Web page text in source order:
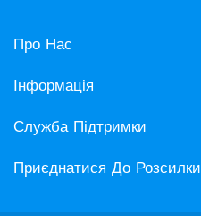
Про Нас
Інформація
Служба Підтримки
Приєднатися До Розсилки